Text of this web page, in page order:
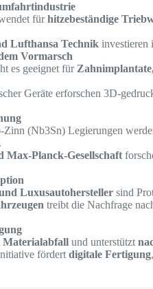
fürhitzebeständige
Lufthansa Technik investieren
Vormarsch
es geeignet für
Geräte erforschen 3D-
(Nb3Sn) Legierungen
Planck-Gesellschaft
Luxusautohersteller sind
treibt die Nachfrage
Materialabfall und unterstützt
fördertdigitale Fertigung